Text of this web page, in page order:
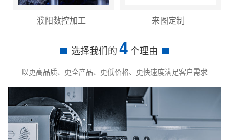
濮阳数控加工 来图定制
选择我们的4个理由
以更高品质、更全产品、更低价格、更快速度满足客户需求